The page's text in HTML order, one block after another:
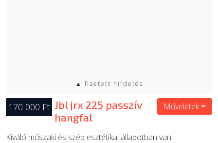
▲ fizetett hirdetés
170 000 Ft Jbl jrx 225 passzív
hangfal
Műveletek
Kiváló műszaki és szép esztétikai állapotban van.